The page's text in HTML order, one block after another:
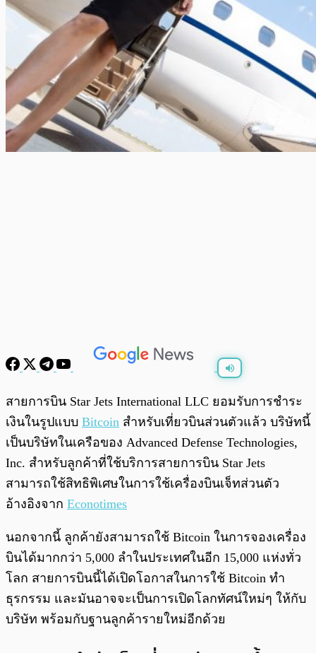
พร้อมเล่น 0:00 0:00
สายการบิน Star Jets International LLC ยอมรับการชำระ
เงินในรูปแบบ Bitcoin สำหรับเที่ยวบินส่วนตัวแล้ว บริษัทนี้
เป็นบริษัทในเครือของ Advanced Defense Technologies,
Inc. สำหรับลูกค้าที่ใช้บริการสายการบิน Star Jets
สามารถใช้สิทธิพิเศษในการใช้เครื่องบินเจ็ทส่วนตัว
อ้างอิงจาก Econotimes
นอกจากนี้ ลูกค้ายังสามารถใช้ Bitcoin ในการจองเครื่อง
บินได้มากกว่า 5,000 ลำในประเทศในอีก 15,000 แห่งทั่ว
โลก สายการบินนี้ได้เปิดโอกาสในการใช้ Bitcoin ทำ
ธุรกรรม และมันอาจจะเป็นการเปิดโลกทัศน์ใหม่ๆ ให้กับ
บริษัท พร้อมกับฐานลูกค้ารายใหม่อีกด้วย